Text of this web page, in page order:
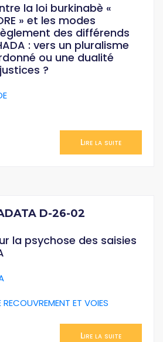
la loi burkinabè «
» et les modes
des différends
: vers un pluralisme
ou une dualité
?
Lire la suite
D-26-02
la psychose des saisies
RECOUVREMENT ET VOIES
Lire la suite